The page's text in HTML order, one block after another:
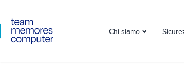
Chi siamo